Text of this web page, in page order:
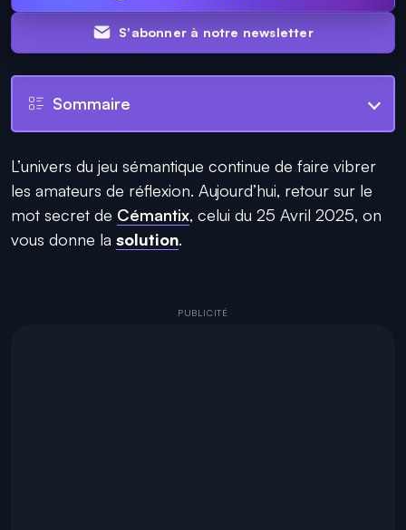
S'abonner à notre newsletter
Sommaire
L’univers du jeu sémantique continue de faire vibrer
les amateurs de réflexion. Aujourd’hui, retour sur le
mot secret de Cémantix, celui du 25 Avril 2025, on
vous donne la solution.